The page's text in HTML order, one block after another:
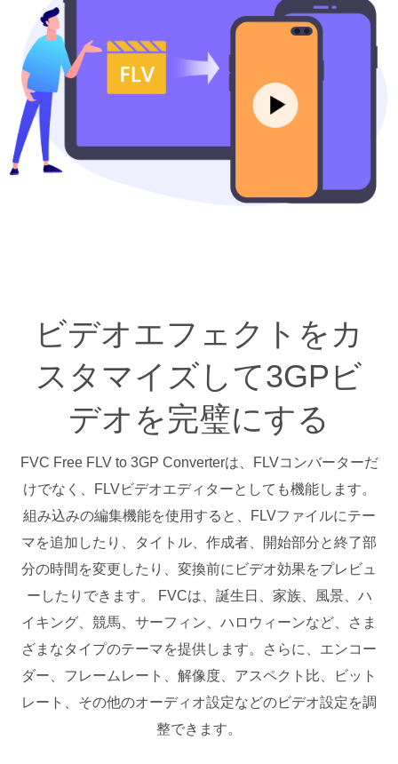
ビデオエフェクトをカ
スタマイズして3GPビ
デオを完璧にする
FVC Free FLV to 3GP Converterは、FLVコンバーターだ
けでなく、FLVビデオエディターとしても機能します。
組み込みの編集機能を使用すると、FLVファイルにテー
マを追加したり、タイトル、作成者、開始部分と終了部
分の時間を変更したり、変換前にビデオ効果をプレビュ
ーしたりできます。 FVCは、誕生日、家族、風景、ハ
イキング、競馬、サーフィン、ハロウィーンなど、さま
ざまなタイプのテーマを提供します。さらに、エンコー
ダー、フレームレート、解像度、アスペクト比、ビット
レート、その他のオーディオ設定などのビデオ設定を調
整できます。